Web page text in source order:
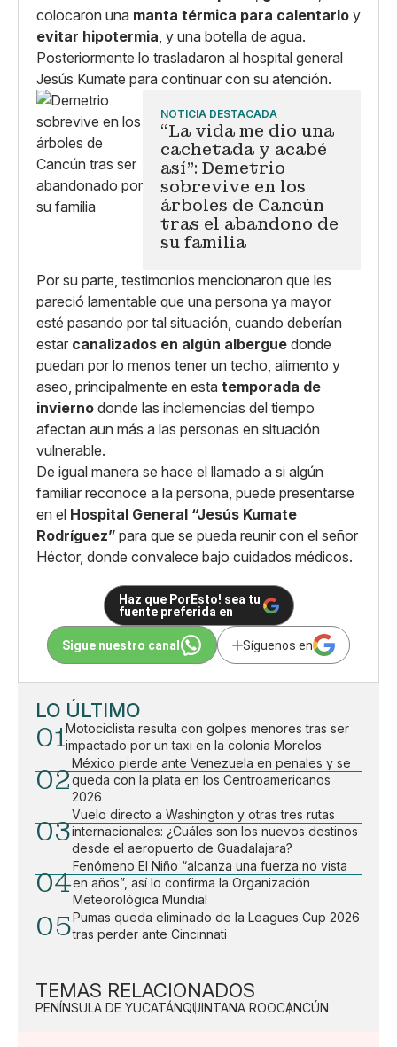
colocaron una manta térmica para calentarlo y
evitar hipotermia, y una botella de agua.
Posteriormente lo trasladaron al hospital general
Jesús Kumate para continuar con su atención.
NOTICIA DESTACADA
“La vida me dio una
cachetada y acabé
así”: Demetrio
sobrevive en los
árboles de Cancún
tras el abandono de
su familia
Por su parte, testimonios mencionaron que les
pareció lamentable que una persona ya mayor
esté pasando por tal situación, cuando deberían
estar canalizados en algún albergue donde
puedan por lo menos tener un techo, alimento y
aseo, principalmente en esta temporada de
invierno donde las inclemencias del tiempo
afectan aun más a las personas en situación
vulnerable.
De igual manera se hace el llamado a si algún
familiar reconoce a la persona, puede presentarse
en el Hospital General “Jesús Kumate
Rodríguez” para que se pueda reunir con el señor
Héctor, donde convalece bajo cuidados médicos.
Haz que PorEsto! sea tu
fuente preferida en
Sigue nuestro canal Síguenos en
LO ÚLTIMO
01Motociclista resulta con golpes menores tras ser
impactado por un taxi en la colonia Morelos
02
México pierde ante Venezuela en penales y se
queda con la plata en los Centroamericanos
2026
03
Vuelo directo a Washington y otras tres rutas
internacionales: ¿Cuáles son los nuevos destinos
desde el aeropuerto de Guadalajara?
04
Fenómeno El Niño “alcanza una fuerza no vista
en años”, así lo confirma la Organización
Meteorológica Mundial
05Pumas queda eliminado de la Leagues Cup 2026
tras perder ante Cincinnati
TEMAS RELACIONADOS
PENÍNSULA DE YUCATÁNQUINTANA ROOCANCÚN